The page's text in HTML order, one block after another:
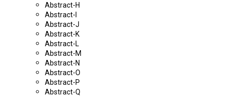
Abstract-H
Abstract-I
Abstract-J
Abstract-K
Abstract-L
Abstract-M
Abstract-N
Abstract-O
Abstract-P
Abstract-Q